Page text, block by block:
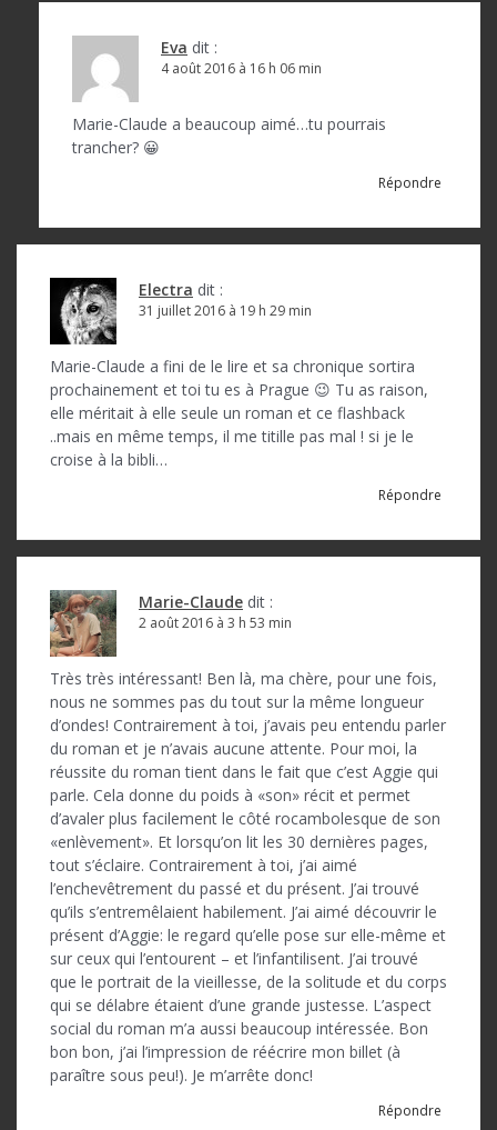
Eva dit :
4 août 2016 à 16 h 06 min
Marie-Claude a beaucoup aimé…tu pourrais
trancher? 😀
Répondre
Electra dit :
31 juillet 2016 à 19 h 29 min
Marie-Claude a fini de le lire et sa chronique sortira
prochainement et toi tu es à Prague 😉 Tu as raison,
elle méritait à elle seule un roman et ce flashback
..mais en même temps, il me titille pas mal ! si je le
croise à la bibli…
Répondre
Marie-Claude dit :
2 août 2016 à 3 h 53 min
Très très intéressant! Ben là, ma chère, pour une fois,
nous ne sommes pas du tout sur la même longueur
d’ondes! Contrairement à toi, j’avais peu entendu parler
du roman et je n’avais aucune attente. Pour moi, la
réussite du roman tient dans le fait que c’est Aggie qui
parle. Cela donne du poids à «son» récit et permet
d’avaler plus facilement le côté rocambolesque de son
«enlèvement». Et lorsqu’on lit les 30 dernières pages,
tout s’éclaire. Contrairement à toi, j’ai aimé
l’enchevêtrement du passé et du présent. J’ai trouvé
qu’ils s’entremêlaient habilement. J’ai aimé découvrir le
présent d’Aggie: le regard qu’elle pose sur elle-même et
sur ceux qui l’entourent – et l’infantilisent. J’ai trouvé
que le portrait de la vieillesse, de la solitude et du corps
qui se délabre étaient d’une grande justesse. L’aspect
social du roman m’a aussi beaucoup intéressée. Bon
bon bon, j’ai l’impression de réécrire mon billet (à
paraître sous peu!). Je m’arrête donc!
Répondre